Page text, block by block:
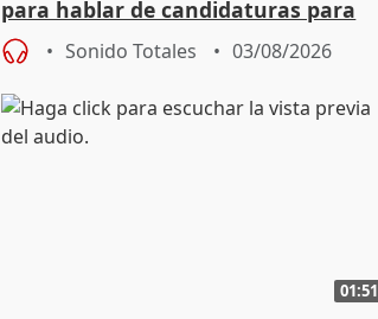
para hablar de candidaturas para
2027
Sonido Totales 03/08/2026
01:51